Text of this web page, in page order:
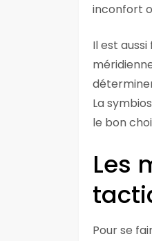
inconfort
Il est
La
le bon
Les
Pour se